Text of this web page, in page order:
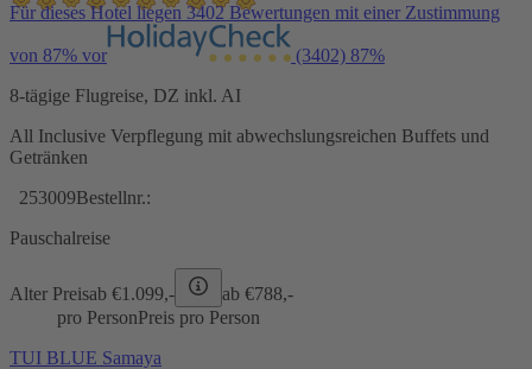
Für dieses Hotel liegen 3402 Bewertungen mit einer Zustimmung
von 87% vor (3402) 87%
8-tägige Flugreise, DZ inkl. AI
All Inclusive Verpflegung mit abwechslungsreichen Buffets und
Getränken
253009Bestellnr.:
Pauschalreise
Alter Preisab €1.099,- ab €788,-
pro PersonPreis pro Person
TUI BLUE Samaya